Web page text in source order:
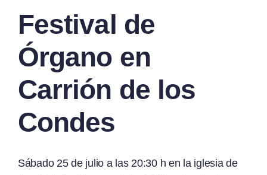
Festival de
Órgano en
Carrión de los
Condes
Sábado 25 de julio a las 20:30 h en la iglesia de